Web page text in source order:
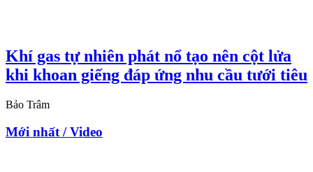
Khí gas tự nhiên phát nổ tạo nên cột lửa
khi khoan giếng đáp ứng nhu cầu tưới tiêu
Bảo Trâm
Mới nhất / Video